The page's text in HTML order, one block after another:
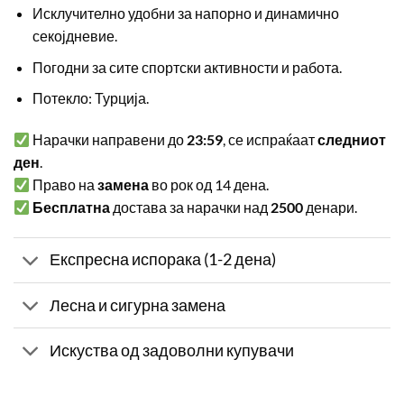
Исклучително удобни за напорно и динамично
секојдневие.
Погодни за сите спортски активности и работа.
Потекло: Турција.
Нарачки направени до 23:59, се испраќаатследниот
ден.
Право назамена во рок од 14 дена.
Бесплатна достава за нарачки над 2500 денари.
Експресна испорака (1-2 дена)
Лесна и сигурна замена
Искуства од задоволни купувачи